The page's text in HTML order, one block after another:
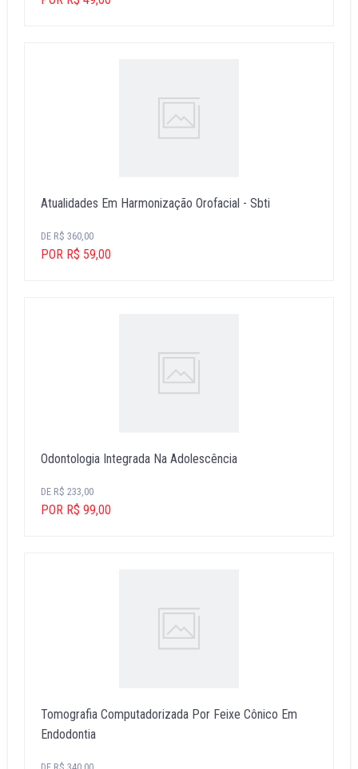
Atualidades Em Harmonização Orofacial - Sbti
DE R$ 360,00
POR R$ 59,00
Odontologia Integrada Na Adolescência
DE R$ 233,00
POR R$ 99,00
Tomografia Computadorizada Por Feixe Cônico Em
Endodontia